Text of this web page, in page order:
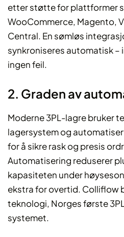
etter støtte for plattformer
WooCommerce, Magento,
Central. En sømløs
synkroniseres automatisk –
ingen feil.
2. Graden av
Moderne 3PL-lagre bruker
lagersystem og
for å sikre rask og presis
Automatisering reduserer
kapasiteten under
ekstra for overtid. Colliflow
teknologi, Norges første
systemet.